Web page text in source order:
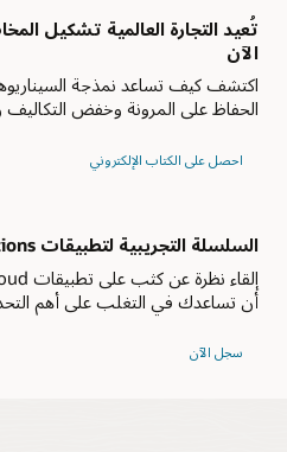
تُعيد التجارة العالمية تشكيل
الآن
اكتشف كيف تساعد نمذجة
الحفاظ على المرونة وخفض
احصل على الكتاب الإلكتروني
السلسلة التجريبية لتطبيقات Oracle Cloud Applications
أن تساعدك في التغلب على أهم
سجل الآن